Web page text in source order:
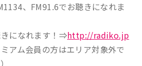
、FM91.6でお聴きになれま
になれます！⇒http://radiko.jp
アム会員の方はエリア対象外で